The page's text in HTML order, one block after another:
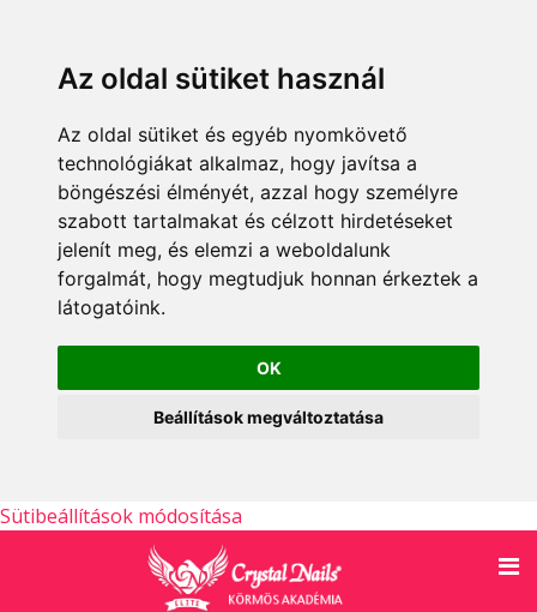
Az oldal sütiket használ
Az oldal sütiket és egyéb nyomkövető
technológiákat alkalmaz, hogy javítsa a
böngészési élményét, azzal hogy személyre
szabott tartalmakat és célzott hirdetéseket
jelenít meg, és elemzi a weboldalunk
forgalmát, hogy megtudjuk honnan érkeztek a
látogatóink.
OK
Beállítások megváltoztatása
Sütibeállítások módosítása